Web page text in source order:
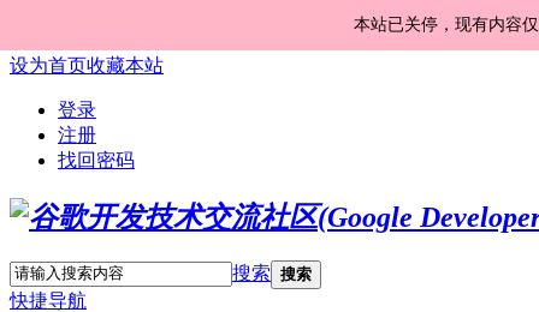
本站已关停，现有内容
设为首页收藏本站
登录
注册
找回密码
搜索 搜索
快捷导航